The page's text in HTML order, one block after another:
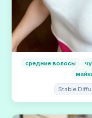
средние волосы
Stable